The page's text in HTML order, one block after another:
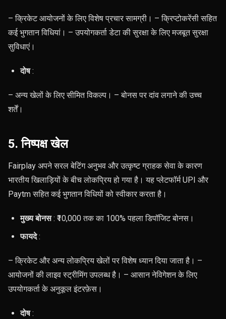
– क्रिकेट आयोजनों के लिए विशेष प्रचार सामग्री। – क्रिप्टोकरेंसी सहित
कई भुगतान विधियां। – उपयोगकर्ता डेटा की सुरक्षा के लिए मजबूत सुरक्षा
सुविधाएं।
दोष:
– अन्य खेलों के लिए सीमित विकल्प। – बोनस पर दांव लगाने की उच्च
शर्तें।
5. निष्पक्ष खेल
Fairplay अपने सरल बेटिंग अनुभव और उत्कृष्ट ग्राहक सेवा के कारण
भारतीय खिलाड़ियों के बीच लोकप्रिय हो गया है। यह प्लेटफॉर्म UPI और
Paytm सहित कई भुगतान विधियों को स्वीकार करता है।
मुख्य बोनस: ₹10,000 तक का 100% पहला डिपॉजिट बोनस।
फायदे:
– क्रिकेट और अन्य लोकप्रिय खेलों पर विशेष ध्यान दिया जाता है। –
आयोजनों की लाइव स्ट्रीमिंग उपलब्ध है। – आसान नेविगेशन के लिए
उपयोगकर्ता के अनुकूल इंटरफ़ेस।
दोष: